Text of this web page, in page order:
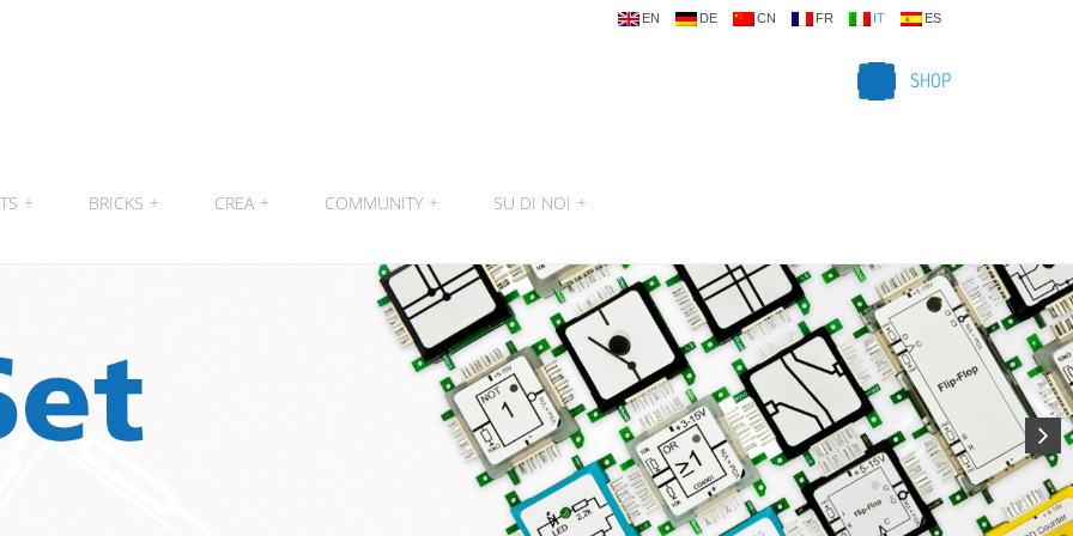
EN DE CN FR IT ES
SHOP
+ BRICKS + CREA + COMMUNITY + SU DI NOI +